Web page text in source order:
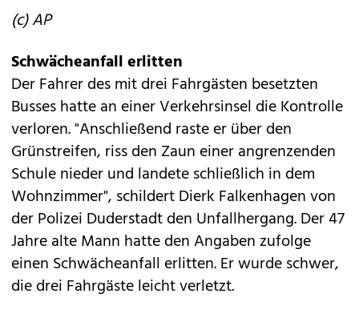
(c) AP
Schwächeanfall erlitten
Der Fahrer des mit drei Fahrgästen besetzten
Busses hatte an einer Verkehrsinsel die Kontrolle
verloren. "Anschließend raste er über den
Grünstreifen, riss den Zaun einer angrenzenden
Schule nieder und landete schließlich in dem
Wohnzimmer", schildert Dierk Falkenhagen von
der Polizei Duderstadt den Unfallhergang. Der 47
Jahre alte Mann hatte den Angaben zufolge
einen Schwächeanfall erlitten. Er wurde schwer,
die drei Fahrgäste leicht verletzt.